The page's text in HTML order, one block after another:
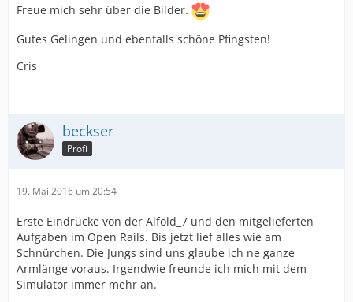
Freue mich sehr über die Bilder.
Gutes Gelingen und ebenfalls schöne Pfingsten!
Cris
beckser
Profi
19. Mai 2016 um 20:54
Erste Eindrücke von der Alföld_7 und den mitgelieferten
Aufgaben im Open Rails. Bis jetzt lief alles wie am
Schnürchen. Die Jungs sind uns glaube ich ne ganze
Armlänge voraus. Irgendwie freunde ich mich mit dem
Simulator immer mehr an.